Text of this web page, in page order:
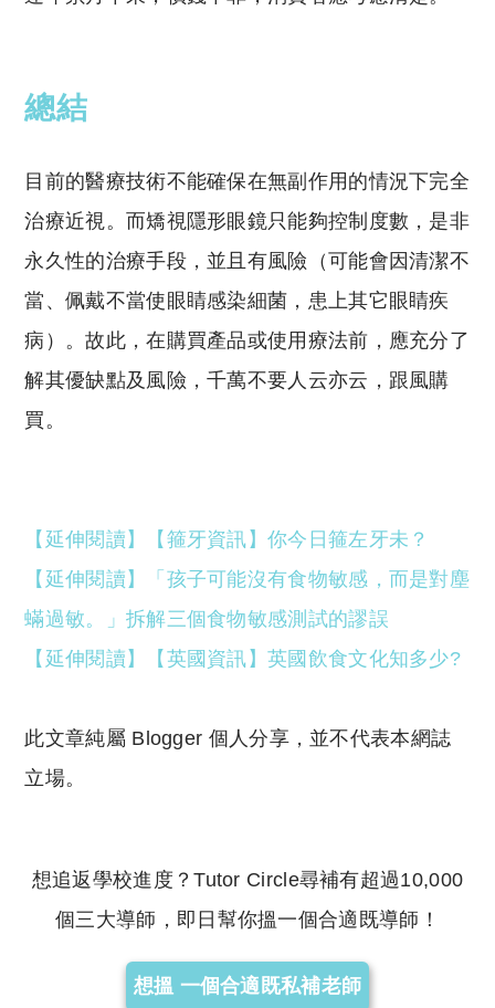
總結
目前的醫療技術不能確保在無副作用的情況下完全
治療近視。而矯視隱形眼鏡只能夠控制度數，是非
永久性的治療手段，並且有風險（可能會因清潔不
當、佩戴不當使眼睛感染細菌，患上其它眼睛疾
病）。故此，在購買產品或使用療法前，應充分了
解其優缺點及風險，千萬不要人云亦云，跟風購
買。
【延伸閱讀】【箍牙資訊】你今日箍左牙未？
【延伸閱讀】「孩子可能沒有食物敏感，而是對塵
蟎過敏。」拆解三個食物敏感測試的謬誤
【延伸閱讀】【英國資訊】英國飲食文化知多少?
此文章純屬 Blogger 個人分享，並不代表本網誌
立場。
想追返學校進度？Tutor Circle尋補有超過10,000
個三大導師，即日幫你搵一個合適既導師！
想搵 一個合適既私補老師